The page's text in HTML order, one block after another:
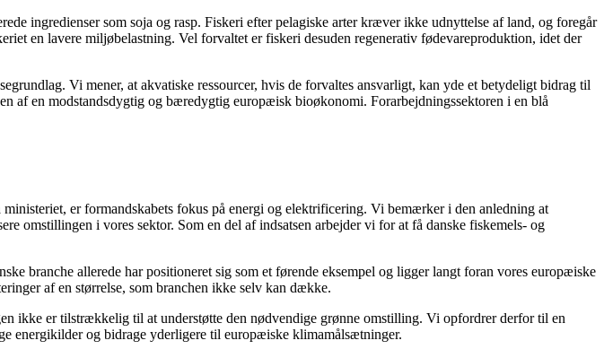
ingredienser som soja og rasp. Fiskeri efter pelagiske arter kræver ikke udnyttelse af land, og foregår
en lavere miljøbelastning. Vel forvaltet er fiskeri desuden regenerativ fødevareproduktion, idet der
Vi mener, at akvatiske ressourcer, hvis de forvaltes ansvarligt, kan yde et betydeligt bidrag til
af en modstandsdygtig og bæredygtig europæisk bioøkonomi. Forarbejdningssektoren i en blå
er formandskabets fokus på energi og elektrificering. Vi bemærker i den anledning at
omstillingen i vores sektor. Som en del af indsatsen arbejder vi for at få danske fiskemels- og
branche allerede har positioneret sig som et førende eksempel og ligger langt foran vores europæiske
af en størrelse, som branchen ikke selv kan dække.
ikke er tilstrækkelig til at understøtte den nødvendige grønne omstilling. Vi opfordrer derfor til en
energikilder og bidrage yderligere til europæiske klimamålsætninger.